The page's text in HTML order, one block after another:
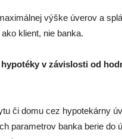
výške úverov a
klient, nie banka.
v závislosti od
či domu cez hypotekárny
parametrov banka berie do